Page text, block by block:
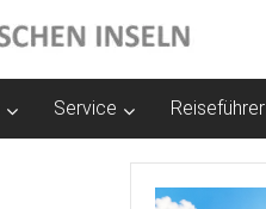
Service Reiseführer